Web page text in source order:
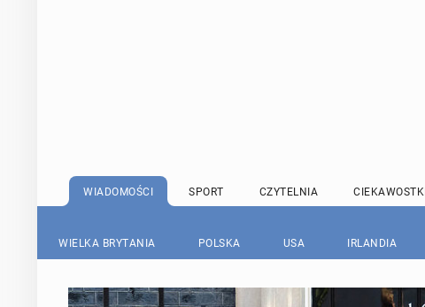
WIADOMOŚCI SPORT CZYTELNIA CIEKAWOSTKI
WIELKA BRYTANIA POLSKA USA IRLANDIA